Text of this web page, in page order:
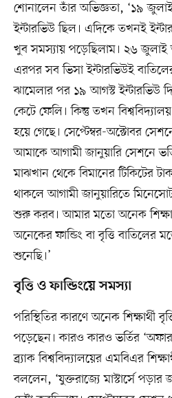
শোনালেন তাঁর অভিজ্ঞতা, ‘১৯ জুলাই
ইন্টারভিউ ছিল। এদিকে তখনই
খুব সমস্যায় পড়েছিলাম। ২৬ জুলাই
এরপর সব ভিসা ইন্টারভিউই
ঝামেলার পর ১৯ আগস্ট ইন্টারভিউ
কেটে ফেলি। কিন্তু তখন
হয়ে গেছে। সেপ্টেম্বর-অক্টোবর
আমাকে আগামী জানুয়ারি সেশনে
মাঝখান থেকে বিমানের টিকিটের
থাকলে আগামী জানুয়ারিতে মিনেসোটা
শুরু করব। আমার মতো অনেক
অনেকের ফান্ডিং বা বৃত্তি বাতিলের
শুনেছি।’
বৃত্তি ও ফান্ডিংয়ে সমস্যা
পরিস্থিতির কারণে অনেক শিক্ষার্থী
পড়েছেন। কারও কারও ভর্তির
ব্র্যাক বিশ্ববিদ্যালয়ের এমবিএর
বললেন, ‘যুক্তরাজ্যে মাস্টার্সে